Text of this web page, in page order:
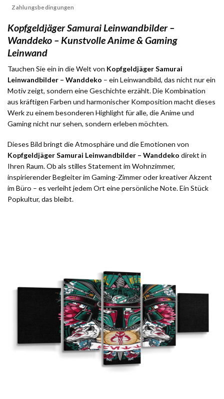
Zahlungsbedingungen
Kopfgeldjäger Samurai Leinwandbilder –
Wanddeko – Kunstvolle Anime & Gaming
Leinwand
Tauchen Sie ein in die Welt von Kopfgeldjäger Samurai
Leinwandbilder – Wanddeko – ein Leinwandbild, das nicht nur ein
Motiv zeigt, sondern eine Geschichte erzählt. Die Kombination
aus kräftigen Farben und harmonischer Komposition macht dieses
Werk zu einem besonderen Highlight für alle, die Anime und
Gaming nicht nur sehen, sondern erleben möchten.
Dieses Bild bringt die Atmosphäre und die Emotionen von
Kopfgeldjäger Samurai Leinwandbilder – Wanddeko direkt in
Ihren Raum. Ob als stilles Statement im Wohnzimmer,
inspirierender Begleiter im Gaming-Zimmer oder kreativer Akzent
im Büro – es verleiht jedem Ort eine persönliche Note. Ein Stück
Popkultur, das bleibt.